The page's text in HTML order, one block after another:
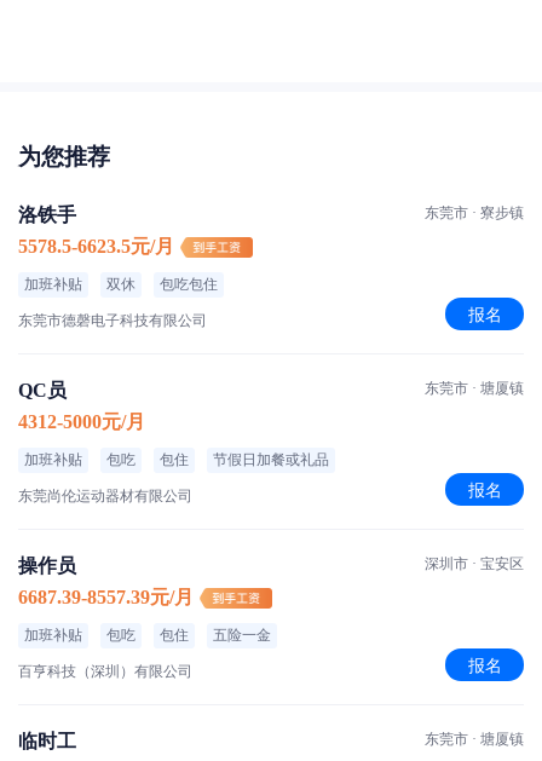
为您推荐
洛铁手
5578.5-6623.5元/月
加班补贴 双休 包吃包住
东莞市德磬电子科技有限公司
东莞市 · 寮步镇
报名
QC员
4312-5000元/月
加班补贴 包吃 包住 节假日加餐或礼品
东莞尚伦运动器材有限公司
东莞市 · 塘厦镇
报名
操作员
6687.39-8557.39元/月
加班补贴 包吃 包住 五险一金
百亨科技（深圳）有限公司
深圳市 · 宝安区
报名
临时工
东莞市 · 塘厦镇